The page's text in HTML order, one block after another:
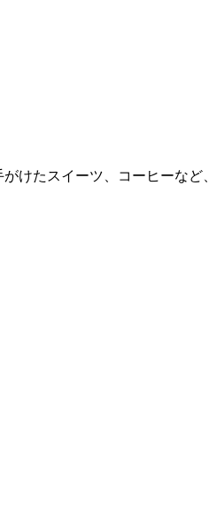
けたスイーツ、コーヒーな